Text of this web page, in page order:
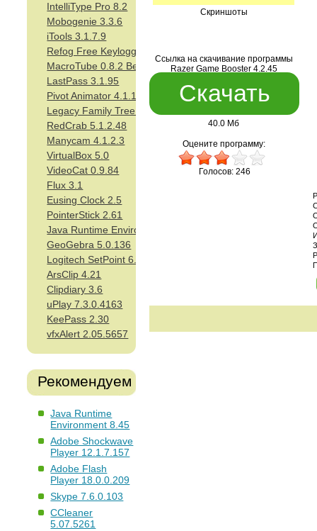
IntelliType Pro 8.2
Mobogenie 3.3.6
iTools 3.1.7.9
Refog Free Keylogger 8.3.0.2199
MacroTube 0.8.2 Beta
LastPass 3.1.95
Pivot Animator 4.1.10
Legacy Family Tree 8.0
RedCrab 5.1.2.48
Manycam 4.1.2.3
VirtualBox 5.0
VideoCat 0.9.84
Flux 3.1
Eusing Clock 2.5
PointerStick 2.61
Java Runtime Environment 8.45
GeoGebra 5.0.136
Logitech SetPoint 6.65
ArsClip 4.21
Clipdiary 3.6
uPlay 7.3.0.4163
KeePass 2.30
vfxAlert 2.05.5657
Рекомендуем
Java Runtime
Environment 8.45
Adobe Shockwave
Player 12.1.7.157
Adobe Flash
Player 18.0.0.209
Skype 7.6.0.103
CCleaner
5.07.5261
Скриншоты
Ссылка на скачивание программы
Razer Game Booster 4.2.45
Скачать
40.0 Мб
Оцените программу:
Голосов: 246